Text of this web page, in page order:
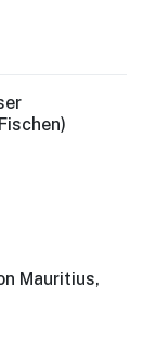
Mauritius,